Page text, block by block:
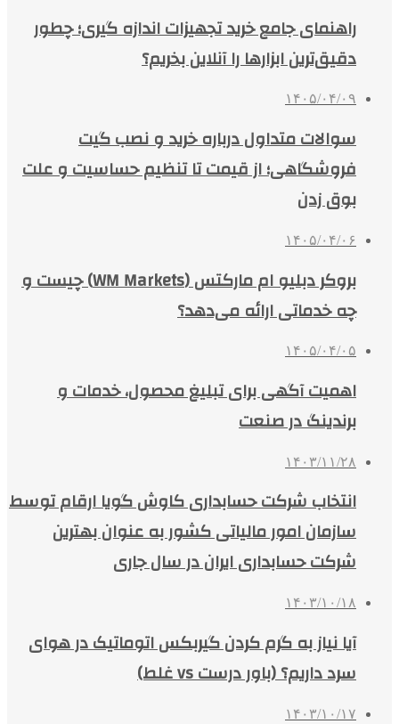
راهنمای جامع خرید تجهیزات اندازه گیری؛ چطور
دقیق‌ترین ابزارها را آنلاین بخریم؟
۱۴۰۵/۰۴/۰۹
سوالات متداول درباره خرید و نصب گیت
فروشگاهی؛ از قیمت تا تنظیم حساسیت و علت
بوق زدن
۱۴۰۵/۰۴/۰۶
بروکر دبلیو ام مارکتس (WM Markets) چیست و
چه خدماتی ارائه می‌دهد؟
۱۴۰۵/۰۴/۰۵
اهمیت آگهی برای تبلیغ محصول، خدمات و
برندینگ در صنعت
۱۴۰۳/۱۱/۲۸
انتخاب شرکت حسابداری کاوش گویا ارقام توسط
سازمان امور مالیاتی کشور به عنوان بهترین
شرکت حسابداری ایران در سال جاری
۱۴۰۳/۱۰/۱۸
آیا نیاز به گرم کردن گیربکس اتوماتیک در هوای
سرد داریم؟ (باور درست vs غلط)
۱۴۰۳/۱۰/۱۷